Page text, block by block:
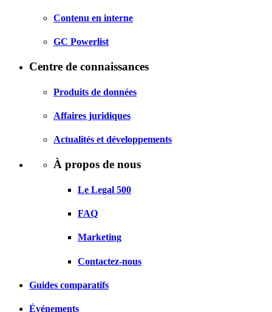
Contenu en interne
GC Powerlist
Centre de connaissances
Produits de données
Affaires juridiques
Actualités et développements
À propos de nous
Le Legal 500
FAQ
Marketing
Contactez-nous
Guides comparatifs
Événements